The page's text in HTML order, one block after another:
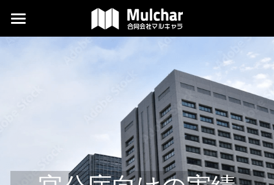
翻訳
よくある質問
ブログカテゴリー